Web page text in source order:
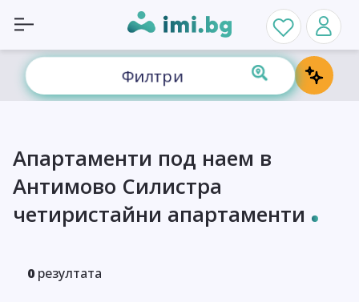
Филтри
Апартаменти под наем в
Антимово Силистра
четиристайни апартаменти
0 резултата